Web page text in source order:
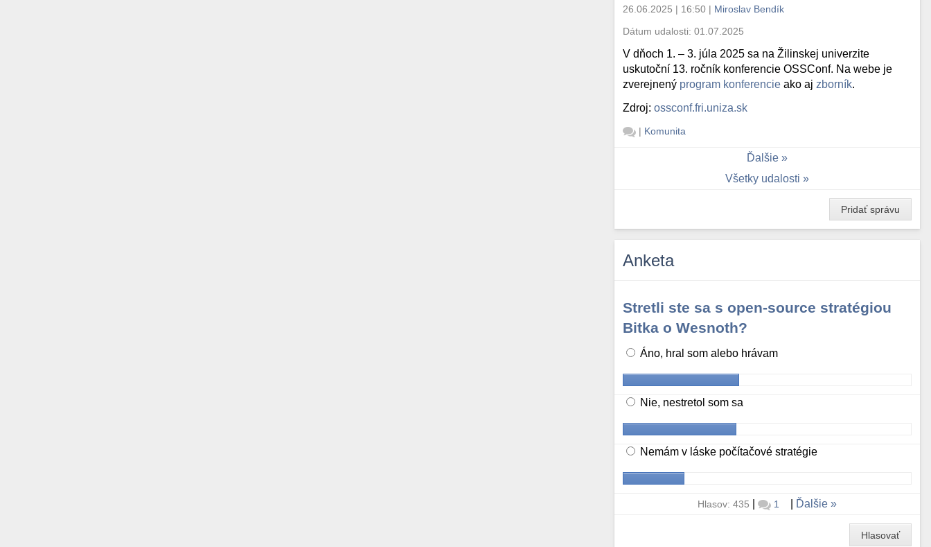
26.06.2025 | 16:50 | Miroslav Bendík
Dátum udalosti:01.07.2025
V dňoch 1. – 3. júla 2025 sa na Žilinskej univerzite
uskutoční 13. ročník konferencie OSSConf. Na webe je
zverejnený program konferencie ako aj zborník.
Zdroj:ossconf.fri.uniza.sk
| Komunita
Ďalšie
Všetky udalosti
Pridať správu
Anketa
Stretli ste sa s open-source stratégiou
Bitka o Wesnoth?
Áno, hral som alebo hrávam
Nie, nestretol som sa
Nemám v láske počítačové stratégie
Hlasov: 435 | 1 Ďalšie
Hlasovať